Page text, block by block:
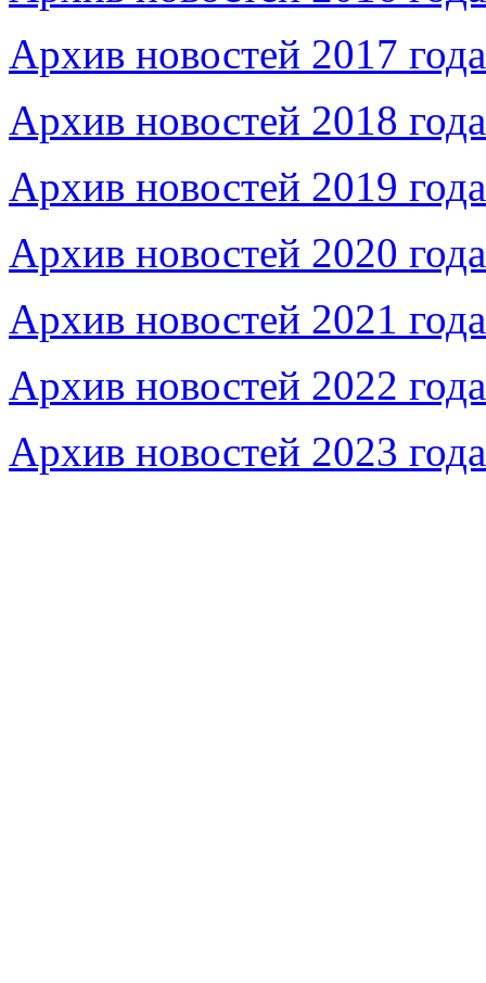
Архив новостей 2017 года
Архив новостей 2018 года
Архив новостей 2019 года
Архив новостей 2020 года
Архив новостей 2021 года
Архив новостей 2022 года
Архив новостей 2023 года